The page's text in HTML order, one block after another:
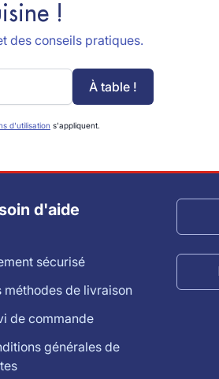
!
des conseils pratiques.
À table !
d'utilisation s'appliquent.
d'aide
sécurisé
méthodes de livraison
de commande
générales de